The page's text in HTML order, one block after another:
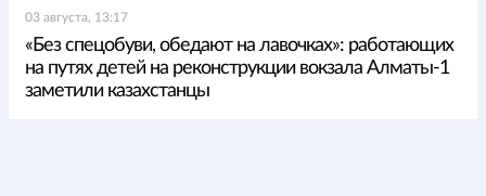
03 августа, 13:17
«Без спецобуви, обедают на лавочках»: работающих
на путях детей на реконструкции вокзала Алматы-1
заметили казахстанцы